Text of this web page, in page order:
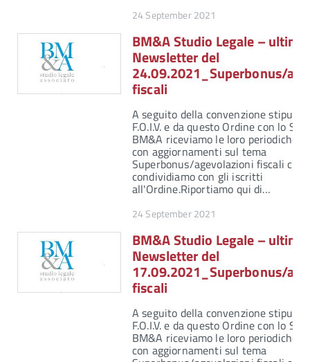
24 September 2021
BM&A Studio Legale – ultima
Newsletter del
24.09.2021_Superbonus/
fiscali
A seguito della convenzione
F.O.I.V. e da questo Ordine con lo
BM&A riceviamo le loro periodiche
con aggiornamenti sul tema
Superbonus/agevolazioni fiscali che
condividiamo con gli iscritti
all'Ordine.Riportiamo qui di…
24 September 2021
BM&A Studio Legale – ultima
Newsletter del
17.09.2021_Superbonus/
fiscali
A seguito della convenzione
F.O.I.V. e da questo Ordine con lo
BM&A riceviamo le loro periodiche
con aggiornamenti sul tema